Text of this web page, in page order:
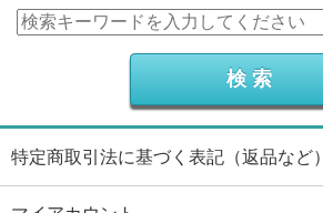
特定商取引法に基づく表記（返品など）